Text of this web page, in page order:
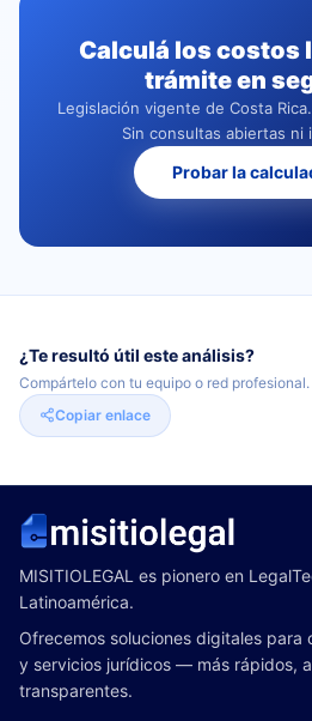
Calculá los costos
trámite en
Legislación vigente de Costa
Sin consultas abiertas ni
Probar la
¿Te resultó útil este análisis?
Compártelo con tu equipo o red profesional.
Copiar enlace
MISITIOLEGAL es pionero en
Latinoamérica.
Ofrecemos soluciones digitales para
y servicios jurídicos — más rápidos,
transparentes.